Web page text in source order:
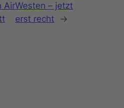
AirWesten – jetzt
erst recht
→